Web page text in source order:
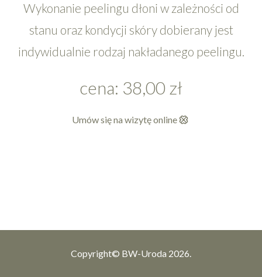
Wykonanie peelingu dłoni w zależności od
stanu oraz kondycji skóry dobierany jest
indywidualnie rodzaj nakładanego peelingu.
cena: 38,00 zł
Umów się na wizytę online
Copyright© BW-Uroda 2026.